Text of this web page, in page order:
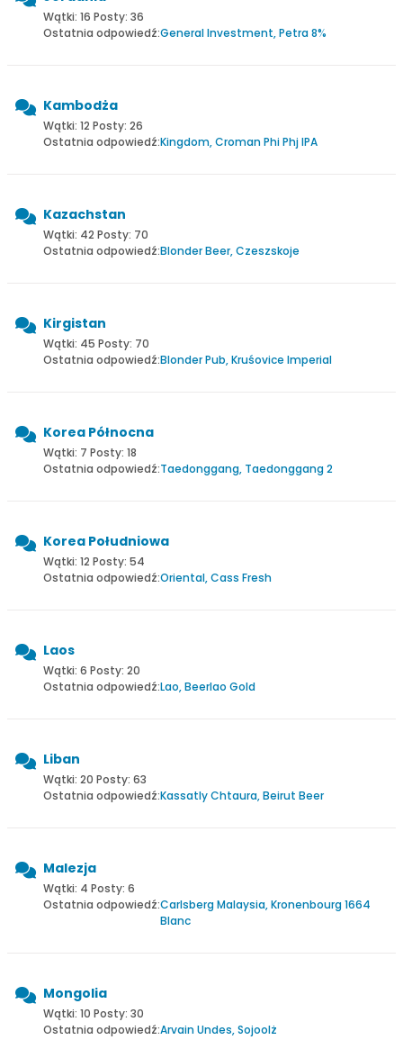
Wątki: 16 Posty: 36
Ostatnia odpowiedź:General Investment, Petra 8%
Kambodża
Wątki: 12 Posty: 26
Ostatnia odpowiedź:Kingdom, Croman Phi Phj IPA
Kazachstan
Wątki: 42 Posty: 70
Ostatnia odpowiedź:Blonder Beer, Czeszskoje
Kirgistan
Wątki: 45 Posty: 70
Ostatnia odpowiedź:Blonder Pub, Kruśovice Imperial
Korea Północna
Wątki: 7 Posty: 18
Ostatnia odpowiedź:Taedonggang, Taedonggang 2
Korea Południowa
Wątki: 12 Posty: 54
Ostatnia odpowiedź:Oriental, Cass Fresh
Laos
Wątki: 6 Posty: 20
Ostatnia odpowiedź:Lao, Beerlao Gold
Liban
Wątki: 20 Posty: 63
Ostatnia odpowiedź:Kassatly Chtaura, Beirut Beer
Malezja
Wątki: 4 Posty: 6
Ostatnia odpowiedź:Carlsberg Malaysia, Kronenbourg 1664
Blanc
Mongolia
Wątki: 10 Posty: 30
Ostatnia odpowiedź:Arvain Undes, Sojoolż